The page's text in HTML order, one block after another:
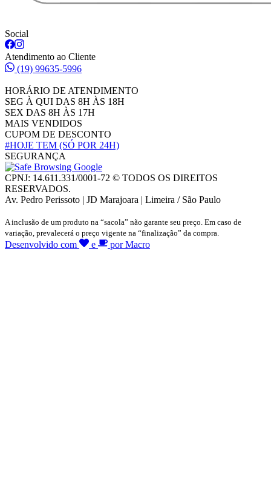
Social
Atendimento ao Cliente
(19) 99635-5996
HORÁRIO DE ATENDIMENTO
SEG À QUI DAS 8H ÀS 18H
SEX DAS 8H ÀS 17H
MAIS VENDIDOS
CUPOM DE DESCONTO
#HOJE TEM (SÓ POR 24H)
SEGURANÇA
CPNJ: 14.611.331/0001-72 © TODOS OS DIREITOS
RESERVADOS.
Av. Pedro Perissoto | JD Marajoara | Limeira / São Paulo
A inclusão de um produto na “sacola” não garante seu preço. Em caso de
variação, prevalecerá o preço vigente na “finalização” da compra.
Desenvolvido com e por Macro